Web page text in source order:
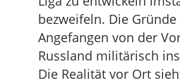
bezweifeln. Die
Angefangen von der
Russland militärisch
Die Realität vor Ort